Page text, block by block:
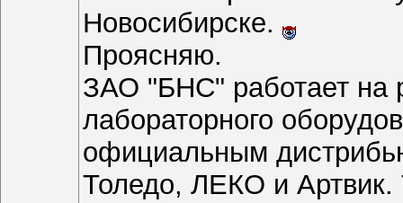
Новосибирске.
Проясняю.
ЗАО "БНС" работает на
лабораторного
официальным
Толедо, ЛЕКО и Артвик.